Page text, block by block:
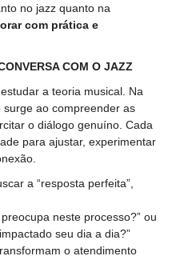
no jazz quanto na
com prática e
COM O JAZZ
a teoria musical. Na
ao compreender as
o diálogo genuíno. Cada
para ajustar, experimentar
a “resposta perfeita”,
neste processo?” ou
seu dia a dia?”
o atendimento